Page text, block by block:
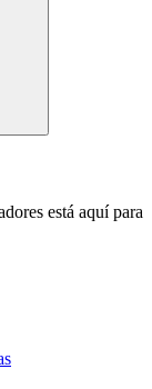
está aquí para